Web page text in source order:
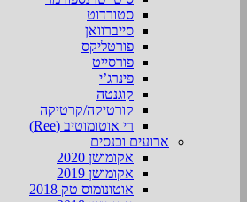
סטורדוט
סייברוואן
פורטליקס
פורסייט
פינרג’י
קוגנטה
קורטיקה/קרטיקה
רי אוטומוטיב (Ree)
ארועים וכנסים
אקומושן 2020
אקומושן 2019
אוטונומוס טק 2018